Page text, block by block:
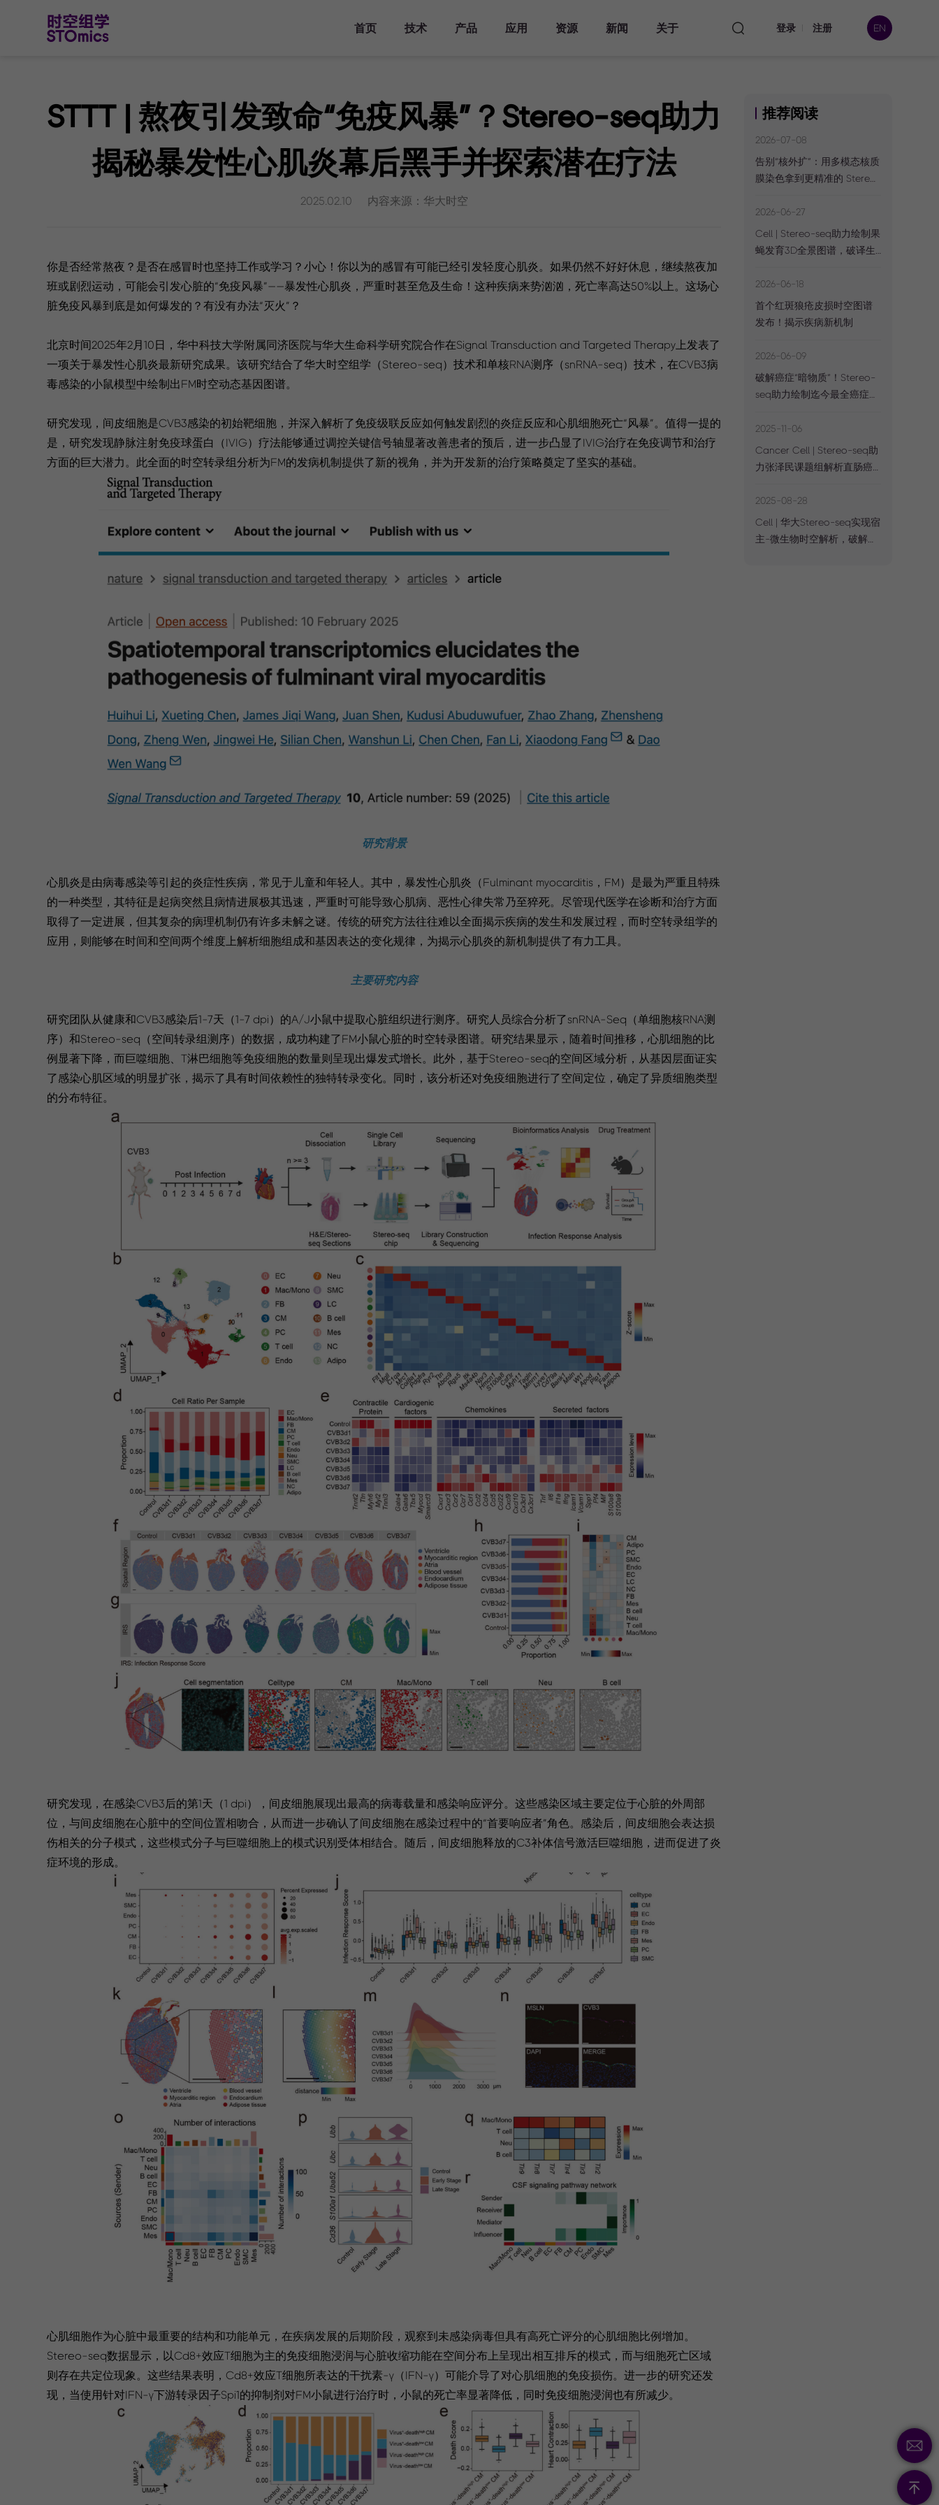
首页 技术 产品
时空转录组FF
时空转录组FF
时空转录组FF
V1.3兼容mIF
时空转录组大尺寸
Stereo-CITE
Analysis Workflow
时空自动化样本处
服务中心
应用
发育研究
器官研究
疾病研究
演化研究
科学计划
资源
文档库
视频库
时空生信工具
发表文章
历史实测数据
生态合作伙伴
查找生态合作伙伴
成为生态合作伙伴
新闻
主题峰会
专题研讨会
行业会议
培训活动
关于
华大三箭齐发介绍
里程碑
加入我们
联系我们
登录 注册 EN
STTT | 熬夜引发致命“免疫风暴”？Stereo-seq助力
揭秘暴发性心肌炎幕后黑手并探索潜在疗法
2025.02.10 内容来源：华大时空
你是否经常熬夜？是否在感冒时也坚持工作或学习？小心！你以为的感冒有可能已经引发轻度心肌炎。如果仍然不好好休息，继续熬夜加
班或剧烈运动，可能会引发心脏的“免疫风暴”——暴发性心肌炎，严重时甚至危及生命！这种疾病来势汹汹，死亡率高达50%以上。这场心
脏免疫风暴到底是如何爆发的？有没有办法“灭火”？
北京时间2025年2月10日，华中科技大学附属同济医院与华大生命科学研究院合作在Signal Transduction and Targeted Therapy上发表了
一项关于暴发性心肌炎最新研究成果。该研究结合了华大时空组学（Stereo-seq）技术和单核RNA测序（snRNA-seq）技术，在CVB3病
毒感染的小鼠模型中绘制出FM时空动态基因图谱。
研究发现，间皮细胞是CVB3感染的初始靶细胞，并深入解析了免疫级联反应如何触发剧烈的炎症反应和心肌细胞死亡“风暴”。值得一提的
是，研究发现静脉注射免疫球蛋白（IVIG）疗法能够通过调控关键信号轴显著改善患者的预后，进一步凸显了IVIG治疗在免疫调节和治疗
方面的巨大潜力。此全面的时空转录组分析为FM的发病机制提供了新的视角，并为开发新的治疗策略奠定了坚实的基础。
研究背景
心肌炎是由病毒感染等引起的炎症性疾病，常见于儿童和年轻人。其中，暴发性心肌炎（Fulminant myocarditis，FM）是最为严重且特殊
的一种类型，其特征是起病突然且病情进展极其迅速，严重时可能导致心肌病、恶性心律失常乃至猝死。尽管现代医学在诊断和治疗方面
取得了一定进展，但其复杂的病理机制仍有许多未解之谜。传统的研究方法往往难以全面揭示疾病的发生和发展过程，而时空转录组学的
应用，则能够在时间和空间两个维度上解析细胞组成和基因表达的变化规律，为揭示心肌炎的新机制提供了有力工具。
主要研究内容
研究团队从健康和CVB3感染后1-7天（1-7 dpi）的A/J小鼠中提取心脏组织进行测序。研究人员综合分析了snRNA-Seq（单细胞核RNA测
序）和Stereo-seq（空间转录组测序）的数据，成功构建了FM小鼠心脏的时空转录图谱。研究结果显示，随着时间推移，心肌细胞的比
例显著下降，而巨噬细胞、T淋巴细胞等免疫细胞的数量则呈现出爆发式增长。此外，基于Stereo-seq的空间区域分析，从基因层面证实
了感染心肌区域的明显扩张，揭示了具有时间依赖性的独特转录变化。同时，该分析还对免疫细胞进行了空间定位，确定了异质细胞类型
的分布特征。
研究发现，在感染CVB3后的第1天（1 dpi），间皮细胞展现出最高的病毒载量和感染响应评分。这些感染区域主要定位于心脏的外周部
位，与间皮细胞在心脏中的空间位置相吻合，从而进一步确认了间皮细胞在感染过程中的“首要响应者”角色。感染后，间皮细胞会表达损
伤相关的分子模式，这些模式分子与巨噬细胞上的模式识别受体相结合。随后，间皮细胞释放的C3补体信号激活巨噬细胞，进而促进了炎
症环境的形成。
心肌细胞作为心脏中最重要的结构和功能单元，在疾病发展的后期阶段，观察到未感染病毒但具有高死亡评分的心肌细胞比例增加。
Stereo-seq数据显示，以Cd8+效应T细胞为主的免疫细胞浸润与心脏收缩功能在空间分布上呈现出相互排斥的模式，而与细胞死亡区域
则存在共定位现象。这些结果表明，Cd8+效应T细胞所表达的干扰素-γ（IFN-γ）可能介导了对心肌细胞的免疫损伤。进一步的研究还发
现，当使用针对IFN-γ下游转录因子Spi1的抑制剂对FM小鼠进行治疗时，小鼠的死亡率显著降低，同时免疫细胞浸润也有所减少。
推荐阅读
2026-07-08
告别“核外扩”：用多模态核质
膜染色拿到更精准的 Stereo-
2026-06-27
Cell | Stereo-seq助力绘制果
蝇发育3D全景图谱，破译生
2026-06-18
首个红斑狼疮皮损时空图谱
发布！揭示疾病新机制
2026-06-09
破解癌症“暗物质”！Stereo-
seq助力绘制迄今最全癌症
2025-11-06
Cancer Cell | Stereo-seq助
力张泽民课题组解析直肠癌
2025-08-28
Cell | 华大Stereo-seq实现宿
主-微生物时空解析，破解